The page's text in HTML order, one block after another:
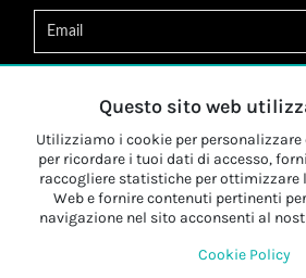
Letta l'informativa, autorizzo al
personali*
Letta l'informativa, autorizzo al
personali a fini dimarketing*
Iscriviti
Questo sito web
Utilizziamo i cookie per
per ricordare i tuoi dati di accesso,
raccogliere statistiche per ottimizzare
Web e fornire contenuti pertinenti
navigazione nel sito acconsenti al
Cookie Policy